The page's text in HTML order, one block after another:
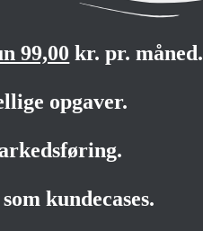
99,00 kr. pr. måned.
opgaver.
kundecases.